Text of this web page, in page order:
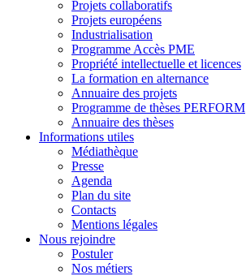
Projets collaboratifs
Projets européens
Industrialisation
Programme Accès PME
Propriété intellectuelle et licences
La formation en alternance
Annuaire des projets
Programme de thèses PERFORM
Annuaire des thèses
Informations utiles
Médiathèque
Presse
Agenda
Plan du site
Contacts
Mentions légales
Nous rejoindre
Postuler
Nos métiers